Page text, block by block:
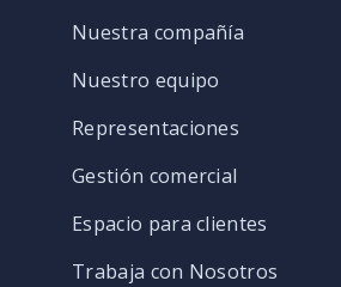
Nuestra compañía
Nuestro equipo
Representaciones
Gestión comercial
Espacio para clientes
Trabaja con Nosotros